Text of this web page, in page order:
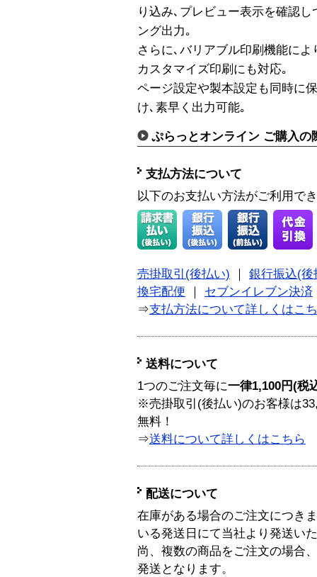
り込み､プレビュー表示を確認
ング出力｡
さらに､バリアブル印刷機能に
カスタマイズ印刷にも対応｡
ページ設定や製本設定も同時に
け､素早く出力可能｡
ぷらっとオンライン ご購入の
支払方法について
以下のお支払い方法がご利用で
売掛取引(後払い)
銀行振込(後
換宅配便
セブンイレブン決済
⇒支払方法について詳しくはこ
送料について
1つのご注文毎に一律1,100円(税
※売掛取引(後払い)のお客様は
無料！
⇒送料について詳しくはこちら
配送について
在庫がある場合のご注文につき
いる発送日にて当社より発送い
尚、複数の商品をご注文の場合
発送となります。